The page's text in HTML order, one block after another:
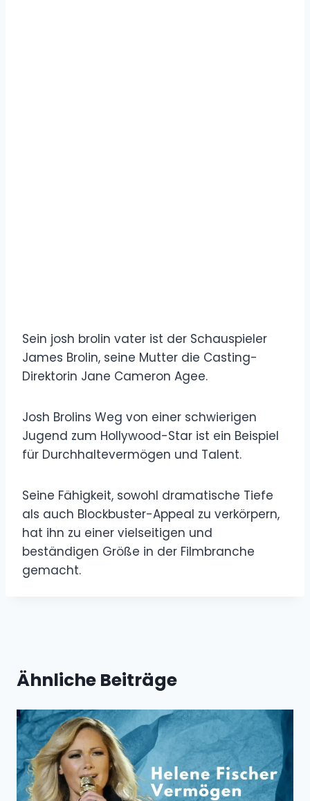
Sein josh brolin vater ist der Schauspieler
James Brolin, seine Mutter die Casting-
Direktorin Jane Cameron Agee.
Josh Brolins Weg von einer schwierigen
Jugend zum Hollywood-Star ist ein Beispiel
für Durchhaltevermögen und Talent.
Seine Fähigkeit, sowohl dramatische Tiefe
als auch Blockbuster-Appeal zu verkörpern,
hat ihn zu einer vielseitigen und
beständigen Größe in der Filmbranche
gemacht.
Ähnliche Beiträge